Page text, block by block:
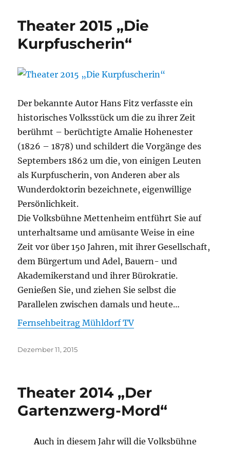
Theater 2015 „Die
Kurpfuscherin“
Der bekannte Autor Hans Fitz verfasste ein
historisches Volksstück um die zu ihrer Zeit
berühmt – berüchtigte Amalie Hohenester
(1826 – 1878) und schildert die Vorgänge des
Septembers 1862 um die, von einigen Leuten
als Kurpfuscherin, von Anderen aber als
Wunderdoktorin bezeichnete, eigenwillige
Persönlichkeit.
Die Volksbühne Mettenheim entführt Sie auf
unterhaltsame und amüsante Weise in eine
Zeit vor über 150 Jahren, mit ihrer Gesellschaft,
dem Bürgertum und Adel, Bauern- und
Akademikerstand und ihrer Bürokratie.
Genießen Sie, und ziehen Sie selbst die
Parallelen zwischen damals und heute…
Fernsehbeitrag Mühldorf TV
Veröffentlicht
Dezember 11, 2015
Theater 2014 „Der
Gartenzwerg-Mord“
Auch in diesem Jahr will die Volksbühne